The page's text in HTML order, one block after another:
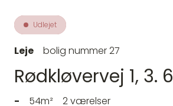
Udlejet
Leje bolig nummer 27
Rødkløvervej 1, 3. 6
- 54m² 2 værelser